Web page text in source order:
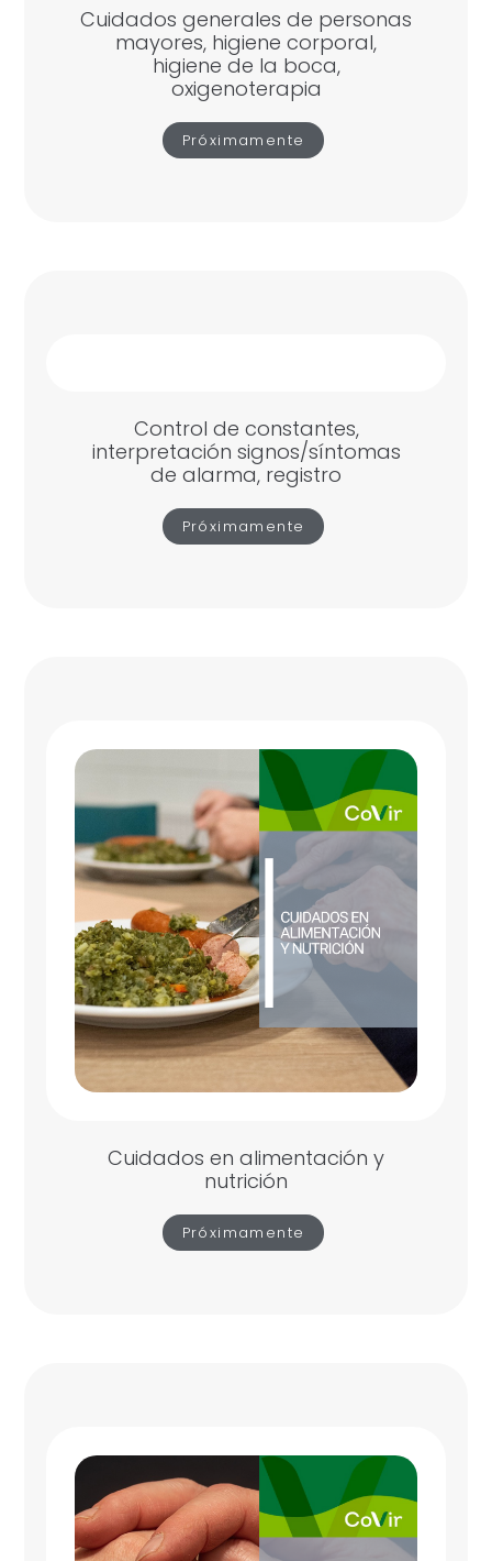
Cuidados generales de personas
mayores, higiene corporal,
higiene de la boca,
oxigenoterapia
Próximamente
Control de constantes,
interpretación signos/síntomas
de alarma, registro
Próximamente
Cuidados en alimentación y
nutrición
Próximamente